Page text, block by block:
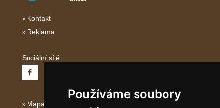
Používáme soubory
Kontakt
Reklama
Sociální sítě:
Mapa serveru Střední Itálie